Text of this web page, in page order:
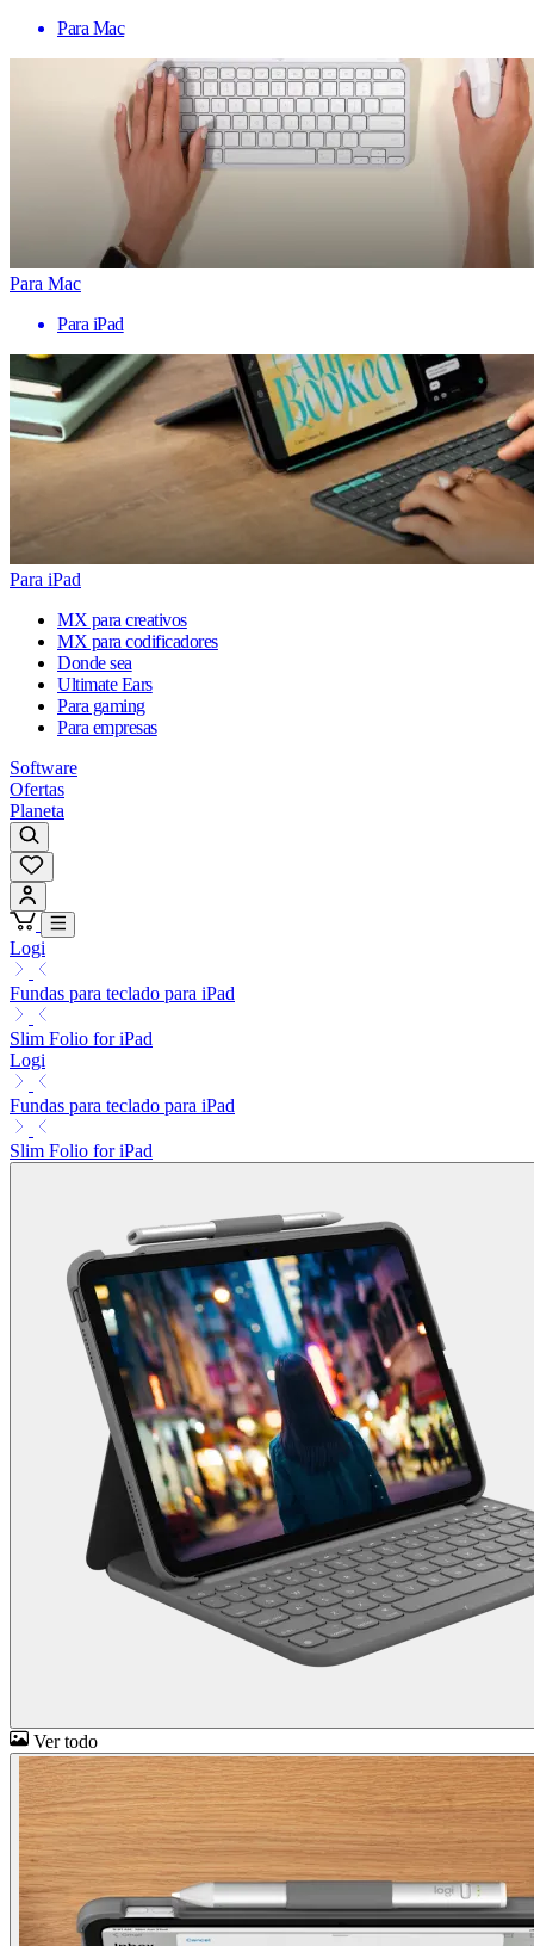
Para Mac
Para Mac
Para iPad
Para iPad
MX para creativos
MX para codificadores
Donde sea
Ultimate Ears
Para gaming
Para empresas
Software
Ofertas
Planeta
Logi
Fundas para teclado para iPad
Slim Folio for iPad
Logi
Fundas para teclado para iPad
Slim Folio for iPad
Ver todo